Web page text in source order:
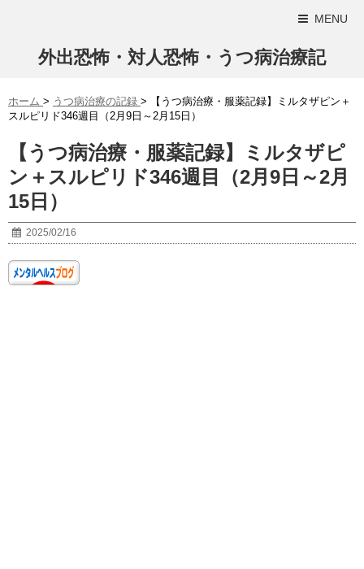
MENU
外出恐怖・対人恐怖・うつ病治療記
ホーム > うつ病治療の記録 >
【うつ病治療・服薬記録】ミルタザピン＋
スルピリド346週目（2月9日～2月15日）
【うつ病治療・服薬記録】ミルタザピ
ン＋スルピリド346週目（2月9日～2月
15日）
2025/02/16